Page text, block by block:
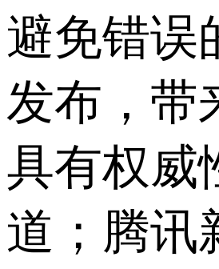
避免错误
发布，带
具有权威
道；腾讯